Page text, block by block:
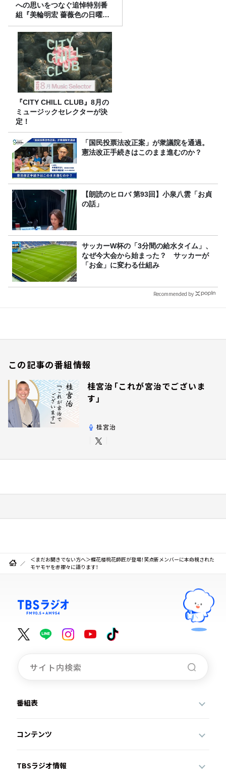
への思いをつなぐ追悼特別番
組『美輪明宏 薔薇色の日曜日
～ごきげんよう、ルンルン
～』8/9（日）16時放送
『CITY CHILL CLUB』8月の
ミュージックセレクターが決
定！
「国民投票法改正案」が衆議院を通過。
憲法改正手続きはこのまま進むのか？
【朗読のヒロバ 第93回】小泉八雲「お貞
の話」
サッカーW杯の「3分間の給水タイム」、
なぜ今大会から始まった？ サッカーが
「お金」に変わる仕組み
Recommended by
この記事の番組情報
桂宮治「これが宮治でございま
す」
桂宮治
＜まだお聞きでない方へ＞蝶花楼桃花師匠が登場！笑点新メンバーに本命視された
モヤモヤを赤裸々に語ります！
番組表
コンテンツ
TBSラジオ情報